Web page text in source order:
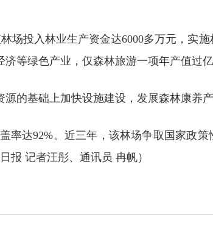
投入林业生产资金达6000多万元，实施
等绿色产业，仅森林旅游一项年产值过亿
基础上加快设施建设，发展森林康养产
达92%。近三年，该林场争取国家政策
报 记者汪彤、通讯员 冉帆）